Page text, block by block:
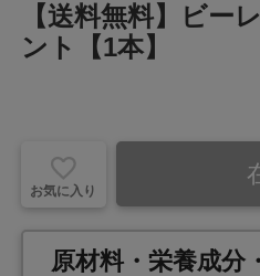
【送料無料】ビー
ント【1本】
お気に入り
原材料・栄養成分